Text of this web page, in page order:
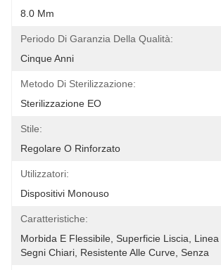
8.0 Mm
Periodo Di Garanzia Della Qualità:
Cinque Anni
Metodo Di Sterilizzazione:
Sterilizzazione EO
Stile:
Regolare O Rinforzato
Utilizzatori:
Dispositivi Monouso
Caratteristiche:
Morbida E Flessibile, Superficie Liscia, Linea
Segni Chiari, Resistente Alle Curve, Senza